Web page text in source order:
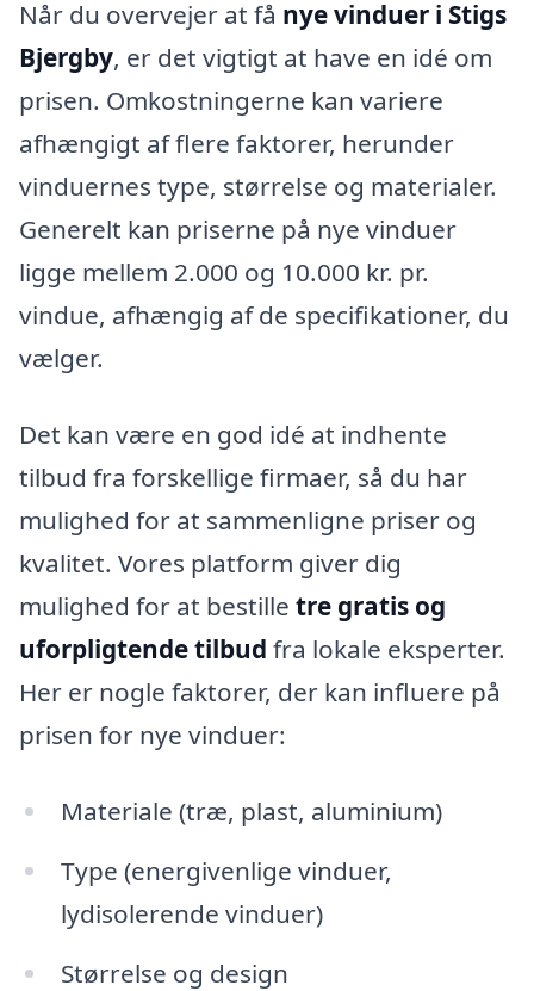
Når du overvejer at få nye vinduer i Stigs
Bjergby, er det vigtigt at have en idé om
prisen. Omkostningerne kan variere
afhængigt af flere faktorer, herunder
vinduernes type, størrelse og materialer.
Generelt kan priserne på nye vinduer
ligge mellem 2.000 og 10.000 kr. pr.
vindue, afhængig af de specifikationer, du
vælger.
Det kan være en god idé at indhente
tilbud fra forskellige firmaer, så du har
mulighed for at sammenligne priser og
kvalitet. Vores platform giver dig
mulighed for at bestille tre gratis og
uforpligtende tilbud fra lokale eksperter.
Her er nogle faktorer, der kan influere på
prisen for nye vinduer:
Materiale (træ, plast, aluminium)
Type (energivenlige vinduer,
lydisolerende vinduer)
Størrelse og design